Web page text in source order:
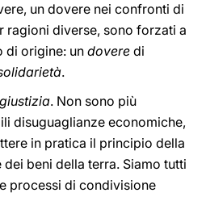
un dovere nei confronti di
ragioni diverse, sono forzati a
di origine: un dovere di
.
giustizia. Non sono più
disuguaglianze economiche,
in pratica il principio della
beni della terra. Siamo tutti
processi di condivisione